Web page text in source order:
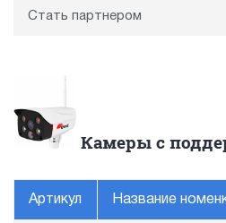
Стать партнером
Камеры с
Артикул Название